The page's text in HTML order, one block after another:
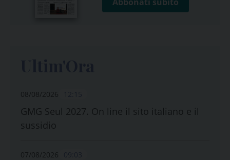
08/08/2026
GMG Seul 2027. On line il sito italiano e il
sussidio
07/08/2026